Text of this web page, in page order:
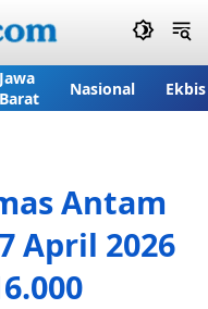
Jawa
Barat
Nasional Ekbis
Antam
April 2026